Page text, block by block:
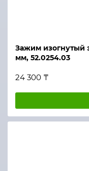
Зажим изогнутый
мм, 52.0254.03
24 300 ₸